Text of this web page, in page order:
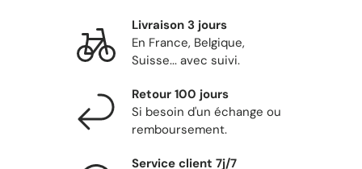
Livraison 3 jours
En France, Belgique,
Suisse... avec suivi.
Retour 100 jours
Si besoin d'un échange ou
remboursement.
Service client 7j/7